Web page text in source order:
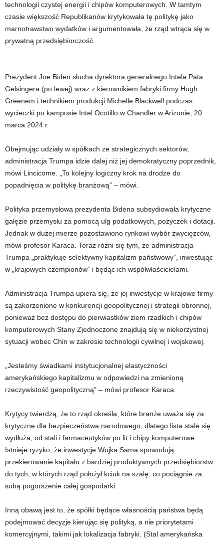
technologii czystej energii i chipów komputerowych. W tamtym
czasie większość Republikanów krytykowała tę politykę jako
marnotrawstwo wydatków i argumentowała, że ​​rząd wtrąca się w
prywatną przedsiębiorczość.
Prezydent Joe Biden słucha dyrektora generalnego Intela Pata
Gelsingera (po lewej) wraz z kierownikiem fabryki firmy Hugh
Greenem i technikiem produkcji Michelle Blackwell podczas
wycieczki po kampusie Intel Ocotillo w Chandler w Arizonie, 20
marca 2024 r.
Obejmując udziały w spółkach ze strategicznych sektorów,
administracja Trumpa idzie dalej niż jej demokratyczny poprzednik,
mówi Lincicome. „To kolejny logiczny krok na drodze do
popadnięcia w politykę branżową” – mówi.
Polityka przemysłowa prezydenta Bidena subsydiowała krytyczne
gałęzie przemysłu za pomocą ulg podatkowych, pożyczek i dotacji.
Jednak w dużej mierze pozostawiono rynkowi wybór zwycięzców,
mówi profesor Karaca. Teraz różni się tym, że administracja
Trumpa „praktykuje selektywny kapitalizm państwowy”, inwestując
w „krajowych czempionów” i będąc ich współwłaścicielami.
Administracja Trumpa upiera się, że jej inwestycje w krajowe firmy
są zakorzenione w konkurencji geopolitycznej i strategii obronnej,
ponieważ bez dostępu do pierwiastków ziem rzadkich i chipów
komputerowych Stany Zjednoczone znajdują się w niekorzystnej
sytuacji wobec Chin w zakresie technologii cywilnej i wojskowej.
„Jesteśmy świadkami instytucjonalnej elastyczności
amerykańskiego kapitalizmu w odpowiedzi na zmienioną
rzeczywistość geopolityczną” – mówi profesor Karaca.
Krytycy twierdzą, że to rząd określa, które branże uważa się za
krytyczne dla bezpieczeństwa narodowego, dlatego lista stale się
wydłuża, od stali i farmaceutyków po lit i chipy komputerowe.
Istnieje ryzyko, że inwestycje Wujka Sama spowodują
przekierowanie kapitału z bardziej produktywnych przedsiębiorstw
do tych, w których rząd położył kciuk na szalę, co pociągnie za
sobą pogorszenie całej gospodarki.
Inną obawą jest to, że spółki będące własnością państwa będą
podejmować decyzje kierując się polityką, a nie priorytetami
komercyjnymi, takimi jak lokalizacja fabryki. (Stal amerykańska